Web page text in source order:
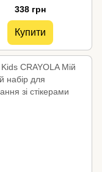
тонка лінія, 10 шт
338 грн
Купити